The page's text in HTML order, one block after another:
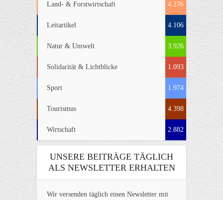
Land- & Forstwirtschaft 4.276
Leitartikel 4.106
Natur & Umwelt 3.926
Solidarität & Lichtblicke 1.093
Sport 1.974
Tourismus 4.398
Wirtschaft 2.882
UNSERE BEITRÄGE TÄGLICH
ALS NEWSLETTER ERHALTEN
Wir versenden täglich einen Newsletter mit